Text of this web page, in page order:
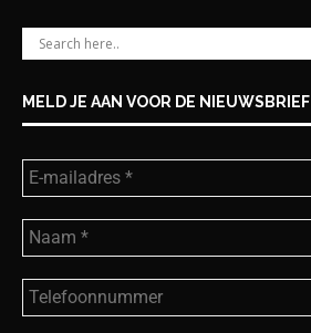
MELD JE AAN VOOR DE NIEUWSBRIEF